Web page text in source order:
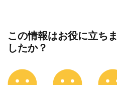
この情報はお役に立ちま
したか？